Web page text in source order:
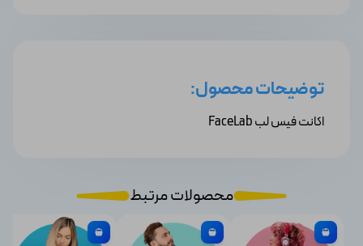
توضیحات محصول:
اکانت فیس لب FaceLab
محصولات مرتبط